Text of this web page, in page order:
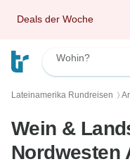
Deals der Woche
Wohin?
Lateinamerika Rundreisen 〉
Wein &
Nordwesten